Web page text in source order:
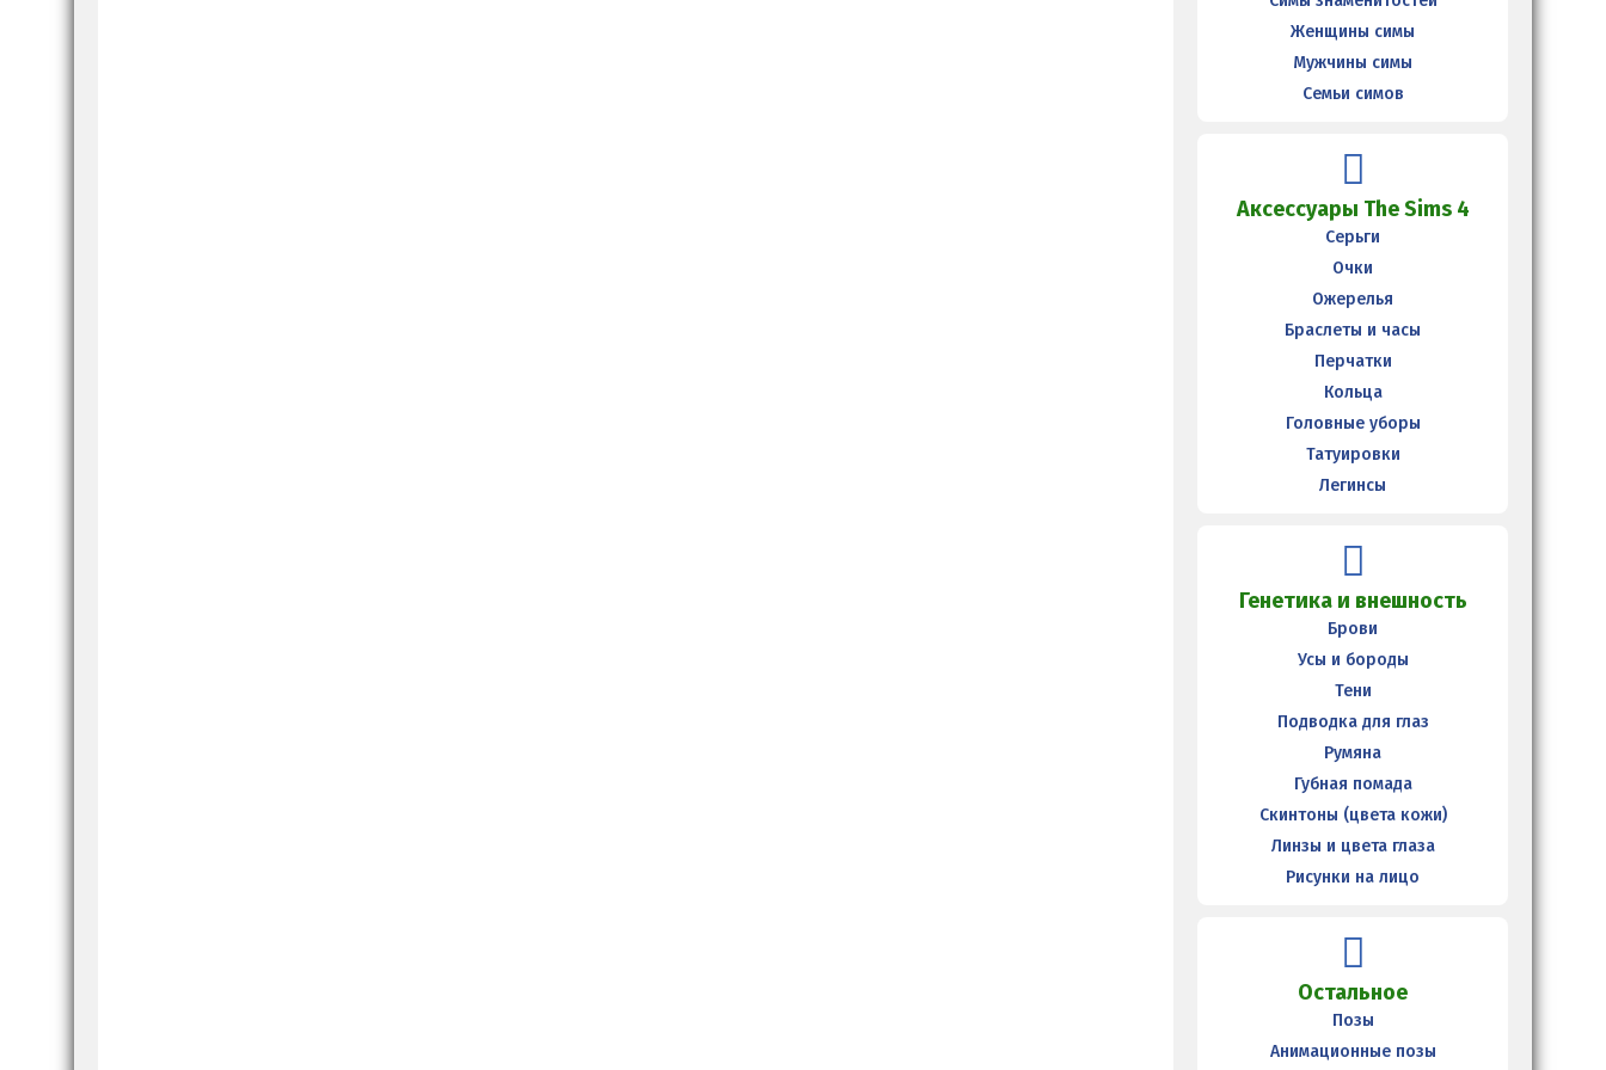
Женщины симы
Мужчины симы
Семьи симов
Аксессуары The Sims 4
Серьги
Очки
Ожерелья
Браслеты и часы
Перчатки
Кольца
Головные уборы
Татуировки
Легинсы
Генетика и внешность
Брови
Усы и бороды
Тени
Подводка для глаз
Румяна
Губная помада
Скинтоны (цвета кожи)
Линзы и цвета глаза
Рисунки на лицо
Остальное
Позы
Анимационные позы